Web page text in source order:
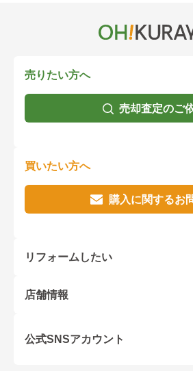
売りたい方へ
売却査定のご
買いたい方へ
購入に関するお
リフォームしたい
店舗情報
公式SNSアカウント